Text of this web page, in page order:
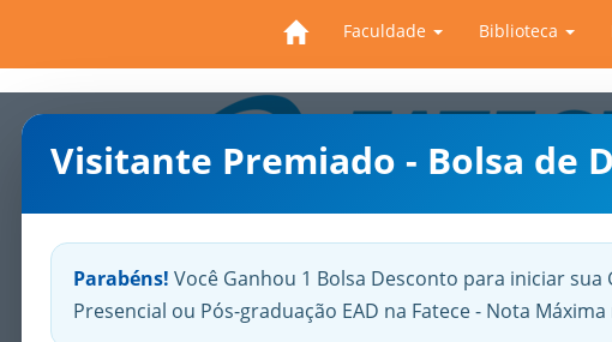
Faculdade Biblioteca
Visitante Premiado - Bolsa de
Parabéns! Você Ganhou 1 Bolsa Desconto para iniciar sua
Presencial ou Pós-graduação EAD na Fatece - Nota Máxima
Previous